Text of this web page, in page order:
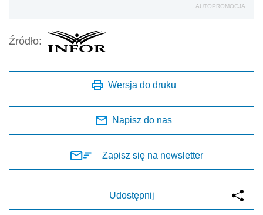
AUTOPROMOCJA
Źródło:
Wersja do druku
Napisz do nas
Zapisz się na newsletter
Udostępnij